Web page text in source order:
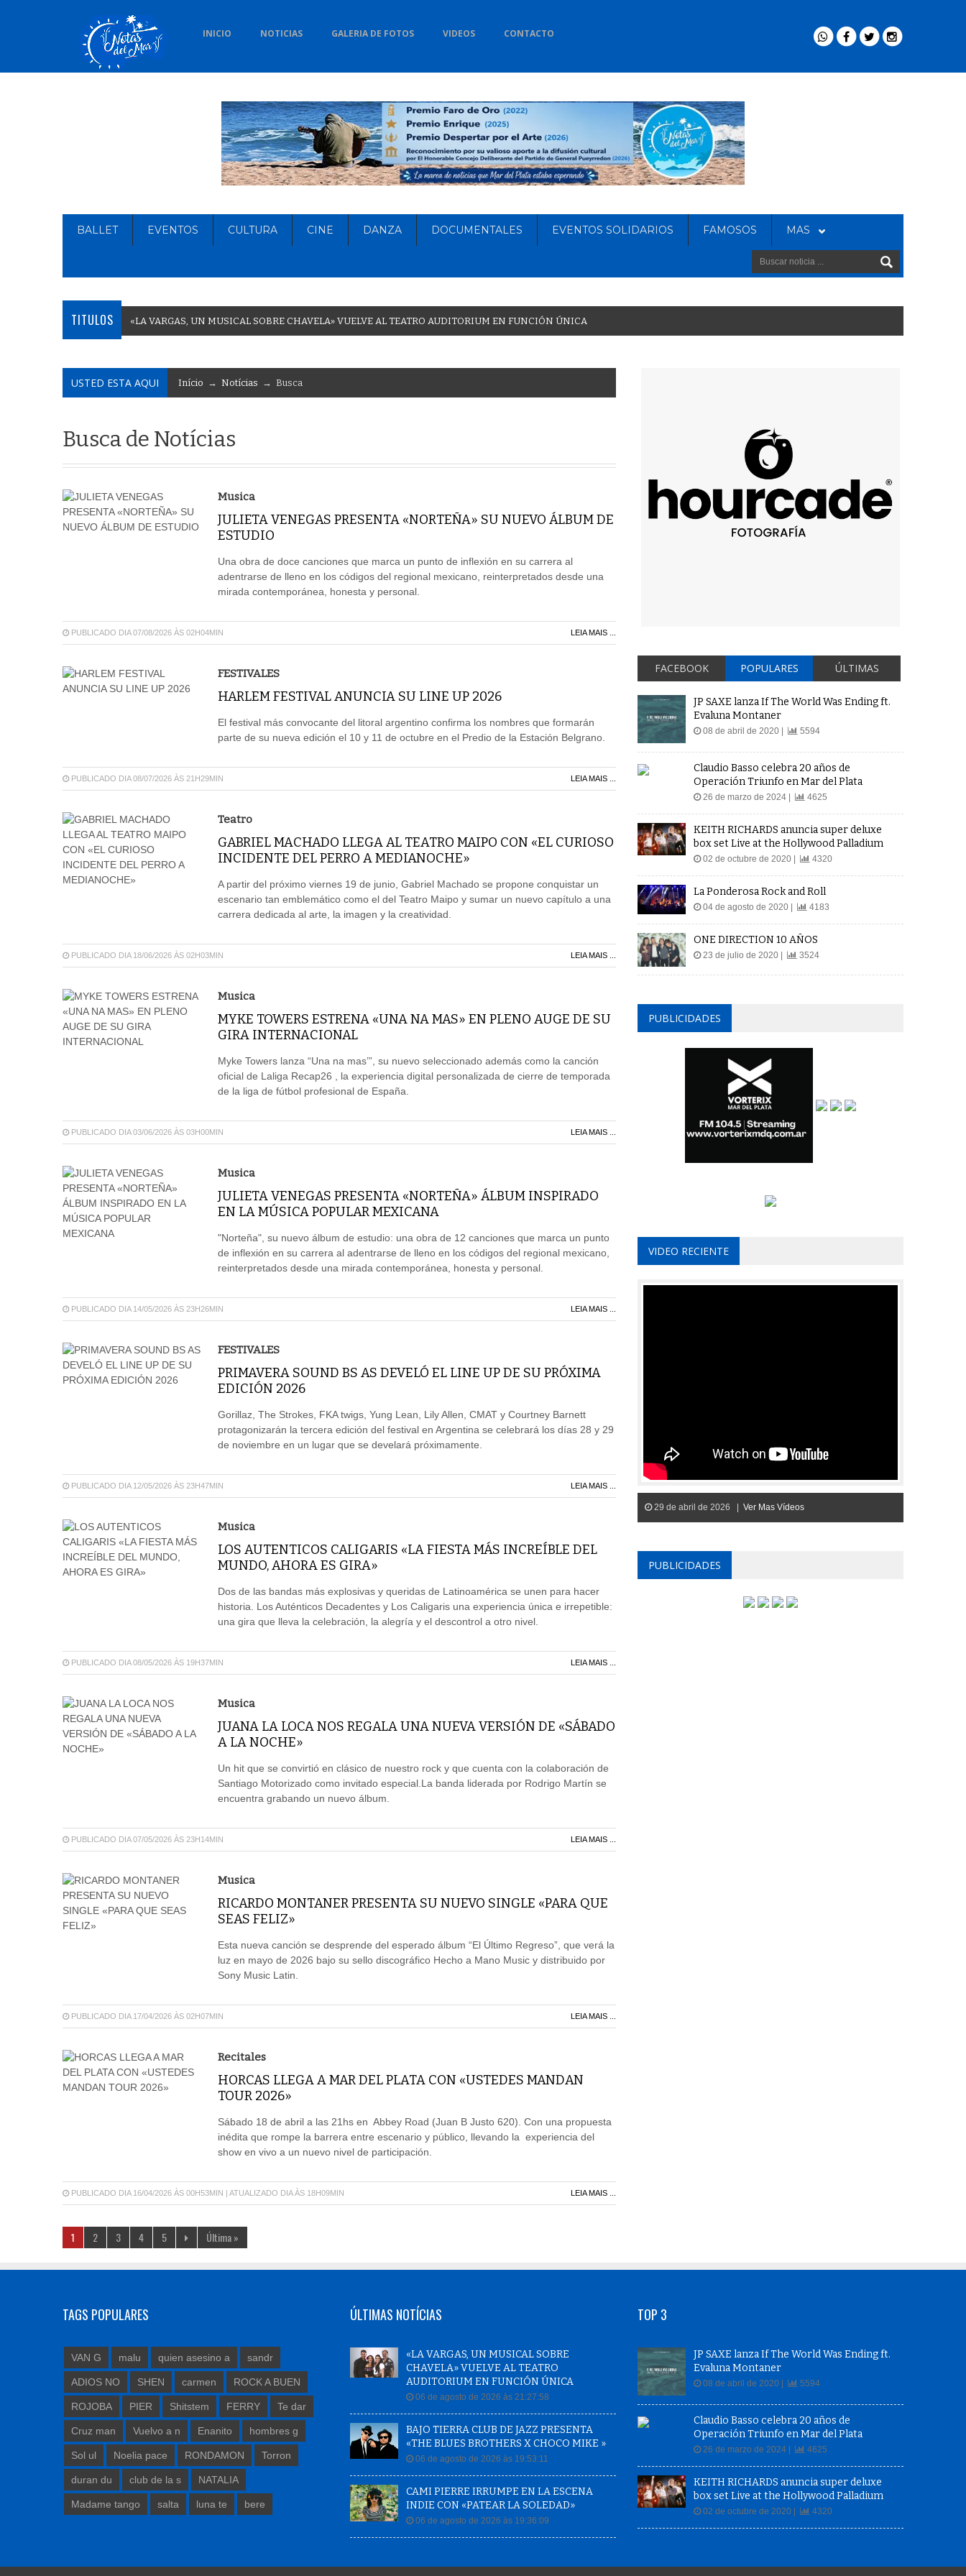
INICIO NOTICIAS GALERIA DE FOTOS VIDEOS CONTACTO
BALLET EVENTOS CULTURA CINE DANZA DOCUMENTALES EVENTOS SOLIDARIOS FAMOSOS MAS
TITULOS «LA VARGAS, UN MUSICAL SOBRE CHAVELA» VUELVE AL TEATRO AUDITORIUM EN FUNCIÓN ÚNICA
USTED ESTA AQUI Início → Notícias → Busca
Busca de Notícias
Musica
JULIETA VENEGAS PRESENTA «NORTEÑA» SU NUEVO ÁLBUM DE
ESTUDIO
Una obra de doce canciones que marca un punto de inflexión en su carrera al
adentrarse de lleno en los códigos del regional mexicano, reinterpretados desde una
mirada contemporánea, honesta y personal.
PUBLICADO DIA 07/08/2026 ÀS 02H04MIN LEIA MAIS ...
FESTIVALES
HARLEM FESTIVAL ANUNCIA SU LINE UP 2026
El festival más convocante del litoral argentino confirma los nombres que formarán
parte de su nueva edición el 10 y 11 de octubre en el Predio de la Estación Belgrano.
PUBLICADO DIA 08/07/2026 ÀS 21H29MIN LEIA MAIS ...
Teatro
GABRIEL MACHADO LLEGA AL TEATRO MAIPO CON «EL CURIOSO
INCIDENTE DEL PERRO A MEDIANOCHE»
A partir del próximo viernes 19 de junio, Gabriel Machado se propone conquistar un
escenario tan emblemático como el del Teatro Maipo y sumar un nuevo capítulo a una
carrera dedicada al arte, la imagen y la creatividad.
PUBLICADO DIA 18/06/2026 ÀS 02H03MIN LEIA MAIS ...
Musica
MYKE TOWERS ESTRENA «UNA NA MAS» EN PLENO AUGE DE SU
GIRA INTERNACIONAL
Myke Towers lanza “Una na mas’”, su nuevo seleccionado además como la canción
oficial de Laliga Recap26 , la experiencia digital personalizada de cierre de temporada
de la liga de fútbol profesional de España.
PUBLICADO DIA 03/06/2026 ÀS 03H00MIN LEIA MAIS ...
Musica
JULIETA VENEGAS PRESENTA «NORTEÑA» ÁLBUM INSPIRADO
EN LA MÚSICA POPULAR MEXICANA
"Norteña", su nuevo álbum de estudio: una obra de 12 canciones que marca un punto
de inflexión en su carrera al adentrarse de lleno en los códigos del regional mexicano,
reinterpretados desde una mirada contemporánea, honesta y personal.
PUBLICADO DIA 14/05/2026 ÀS 23H26MIN LEIA MAIS ...
FESTIVALES
PRIMAVERA SOUND BS AS DEVELÓ EL LINE UP DE SU PRÓXIMA
EDICIÓN 2026
Gorillaz, The Strokes, FKA twigs, Yung Lean, Lily Allen, CMAT y Courtney Barnett
protagonizarán la tercera edición del festival en Argentina se celebrará los días 28 y 29
de noviembre en un lugar que se develará próximamente.
PUBLICADO DIA 12/05/2026 ÀS 23H47MIN LEIA MAIS ...
Musica
LOS AUTENTICOS CALIGARIS «LA FIESTA MÁS INCREÍBLE DEL
MUNDO, AHORA ES GIRA»
Dos de las bandas más explosivas y queridas de Latinoamérica se unen para hacer
historia. Los Auténticos Decadentes y Los Caligaris una experiencia única e irrepetible:
una gira que lleva la celebración, la alegría y el descontrol a otro nivel.
PUBLICADO DIA 08/05/2026 ÀS 19H37MIN LEIA MAIS ...
Musica
JUANA LA LOCA NOS REGALA UNA NUEVA VERSIÓN DE «SÁBADO
A LA NOCHE»
Un hit que se convirtió en clásico de nuestro rock y que cuenta con la colaboración de
Santiago Motorizado como invitado especial.La banda liderada por Rodrigo Martín se
encuentra grabando un nuevo álbum.
PUBLICADO DIA 07/05/2026 ÀS 23H14MIN LEIA MAIS ...
Musica
RICARDO MONTANER PRESENTA SU NUEVO SINGLE «PARA QUE
SEAS FELIZ»
Esta nueva canción se desprende del esperado álbum “El Último Regreso”, que verá la
luz en mayo de 2026 bajo su sello discográfico Hecho a Mano Music y distribuido por
Sony Music Latin.
PUBLICADO DIA 17/04/2026 ÀS 02H07MIN LEIA MAIS ...
Recitales
HORCAS LLEGA A MAR DEL PLATA CON «USTEDES MANDAN
TOUR 2026»
Sábado 18 de abril a las 21hs en Abbey Road (Juan B Justo 620). Con una propuesta
inédita que rompe la barrera entre escenario y público, llevando la experiencia del
show en vivo a un nuevo nivel de participación.
PUBLICADO DIA 16/04/2026 ÀS 00H53MIN | ATUALIZADO DIA ÀS 18H09MIN LEIA MAIS ...
1 2 3 4 5 Última »
FACEBOOK POPULARES ÚLTIMAS
JP SAXE lanza If The World Was Ending ft.
Evaluna Montaner
08 de abril de 2020 | 5594
Claudio Basso celebra 20 años de
Operación Triunfo en Mar del Plata
26 de marzo de 2024 | 4625
KEITH RICHARDS anuncia super deluxe
box set Live at the Hollywood Palladium
02 de octubre de 2020 | 4320
La Ponderosa Rock and Roll
04 de agosto de 2020 | 4183
ONE DIRECTION 10 AÑOS
23 de julio de 2020 | 3524
PUBLICIDADES
VIDEO RECIENTE
29 de abril de 2026 | Ver Mas Vídeos
PUBLICIDADES
TAGS POPULARES
VAN G malu quien asesino a sandr
ADIOS NO SHEN carmen ROCK A BUEN
ROJOBA PIER Shitstem FERRY Te dar
Cruz man Vuelvo a n Enanito hombres g
Sol ul Noelia pace RONDAMON Torron
duran du club de la s NATALIA
Madame tango salta luna te bere
ÚLTIMAS NOTÍCIAS
«LA VARGAS, UN MUSICAL SOBRE
CHAVELA» VUELVE AL TEATRO
AUDITORIUM EN FUNCIÓN ÚNICA
06 de agosto de 2026 às 21:27:58
BAJO TIERRA CLUB DE JAZZ PRESENTA
«THE BLUES BROTHERS X CHOCO MIKE »
06 de agosto de 2026 às 19:53:11
CAMI PIERRE IRRUMPE EN LA ESCENA
INDIE CON «PATEAR LA SOLEDAD»
06 de agosto de 2026 às 19:36:09
TOP 3
JP SAXE lanza If The World Was Ending ft.
Evaluna Montaner
08 de abril de 2020 | 5594
Claudio Basso celebra 20 años de
Operación Triunfo en Mar del Plata
26 de marzo de 2024 | 4625
KEITH RICHARDS anuncia super deluxe
box set Live at the Hollywood Palladium
02 de octubre de 2020 | 4320